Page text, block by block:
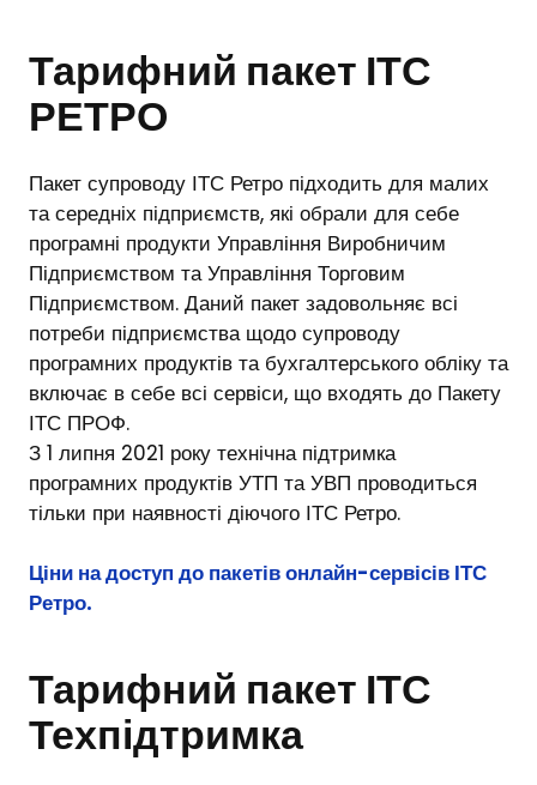
Тарифний пакет ІТС
РЕТРО
Пакет супроводу ІТС Ретро підходить для малих
та середніх підприємств, які обрали для себе
програмні продукти Управління Виробничим
Підприємством та Управління Торговим
Підприємством. Даний пакет задовольняє всі
потреби підприємства щодо супроводу
програмних продуктів та бухгалтерського обліку та
включає в себе всі сервіси, що входять до Пакету
ІТС ПРОФ.
З 1 липня 2021 року технічна підтримка
програмних продуктів УТП та УВП проводиться
тільки при наявності діючого ІТС Ретро.
Ціни на доступ до пакетів онлайн-сервісів ІТС
Ретро.
Тарифний пакет ІТС
Техпідтримка